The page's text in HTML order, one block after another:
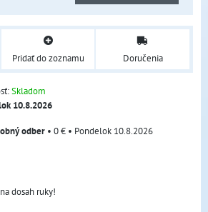
Pridať do zoznamu Doručenia
Skladom
10.8.2026
odber • 0 € • Pondelok 10.8.2026
dosah ruky!